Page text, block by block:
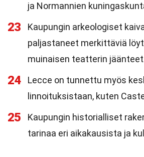
ja Normannien
23
Kaupungin arkeologiset
paljastaneet merkittäviä
muinaisen teatterin
24
Lecce on tunnettu myös
linnoituksistaan, kuten
25
Kaupungin historialliset
tarinaa eri aikakausista ja